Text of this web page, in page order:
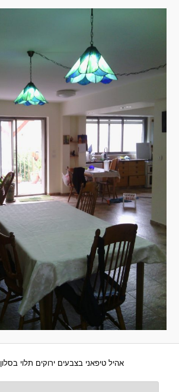
אהיל טיפאני בצבעים ירוקים תלוי בסלון